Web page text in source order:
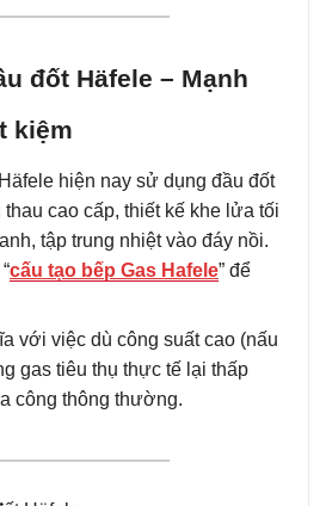
đốt Häfele – Mạnh
kiệm
hiện nay sử dụng đầu đốt
cao cấp, thiết kế khe lửa tối
tập trung nhiệt vào đáy nồi.
cấu tạo bếp Gas Hafele” để
với việc dù công suất cao (nấu
gas tiêu thụ thực tế lại thấp
công thông thường.